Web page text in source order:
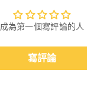
成為第一個寫評論的人
寫評論